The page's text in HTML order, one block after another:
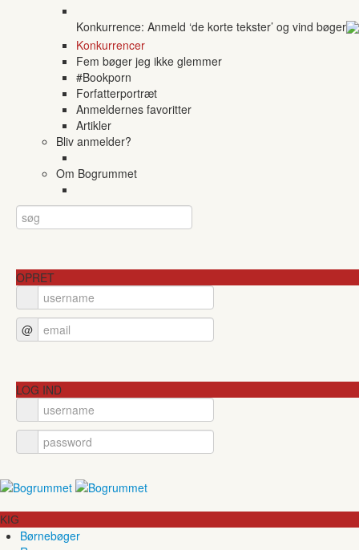
Konkurrence: Anmeld ‘de korte tekster’ og vind bøger
Konkurrencer
Fem bøger jeg ikke glemmer
#Bookporn
Forfatterportræt
Anmeldernes favoritter
Artikler
Bliv anmelder?
Om Bogrummet
OPRET
@
LOG IND
KIG
Børnebøger